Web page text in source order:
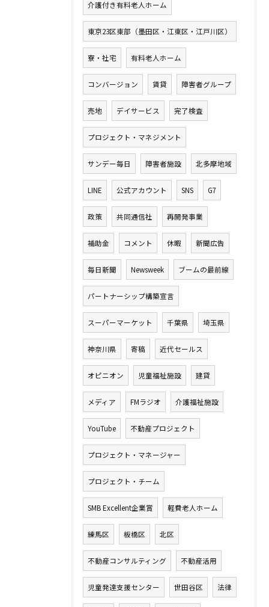
介護付き有料老人ホーム
東京23区東部（墨田区・江東区・江戸川区）
寮・社宅 有料老人ホーム
コンバージョン 賃貸 障害者グループ
売地 デイサービス 完了検査
プロジェクト・マネジメント
サンデー毎日 障害者施設 北多摩地域
LINE 公式アカウント SNS G7
政策 共同通信社 再開発事業
補助金 コメント 休暇 新聞広告
毎日新聞 Newsweek ブームの最前線
パートナーシップ構築宣言
スーパーマーケット 千葉県 埼玉県
神奈川県 寄稿 近代セールス
オピニオン 児童福祉施設 建貸
メディア FMラジオ 介護福祉施設
YouTube 不動産プロジェクト
プロジェクト・マネージャー
プロジェクト・チーム
SMB Excellent企業賞 軽費老人ホーム
練馬区 板橋区 北区
不動産コンサルティング 不動産活用
児童発達支援センター 世田谷区 法律